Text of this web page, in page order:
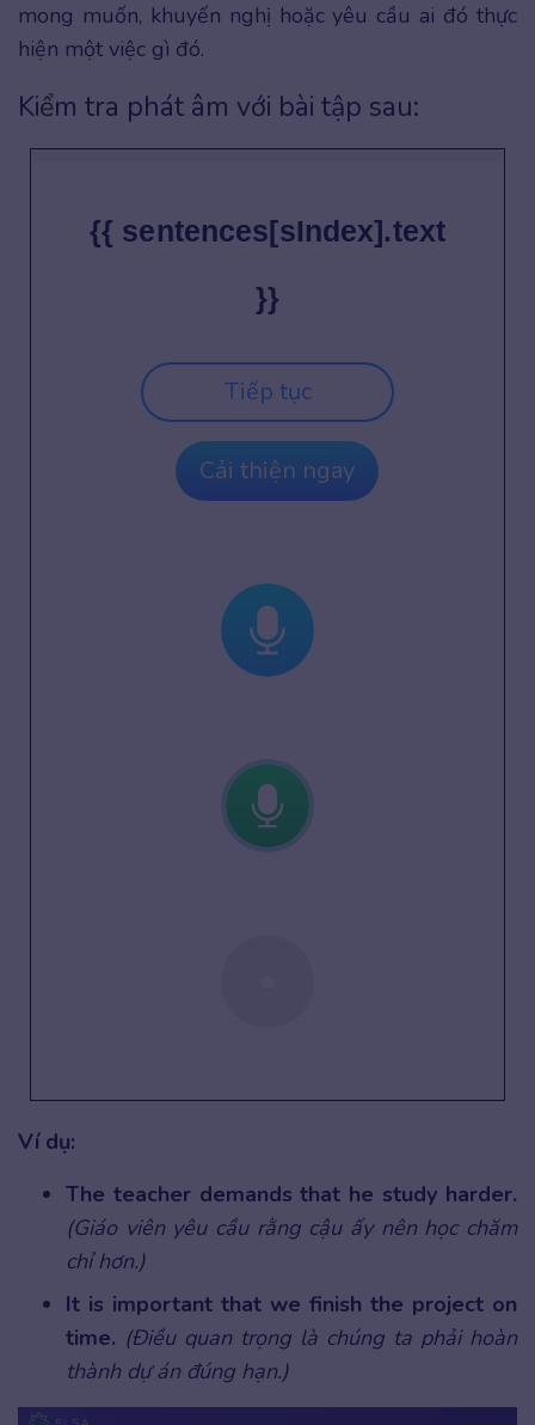
mong muốn, khuyến nghị hoặc yêu cầu ai đó thực
hiện một việc gì đó.
Kiểm tra phát âm với bài tập sau:
{{ sentences[sIndex].text
}}
Tiếp tục
Cải thiện ngay
Ví dụ:
The teacher demands that he study harder.
(Giáo viên yêu cầu rằng cậu ấy nên học chăm
chỉ hơn.)
It is important that we finish the project on
time. (Điều quan trọng là chúng ta phải hoàn
thành dự án đúng hạn.)